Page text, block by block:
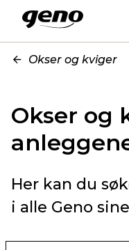
Okser og kviger
Okser og
Her kan du
i alle Geno